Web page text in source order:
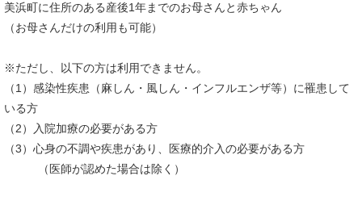
美浜町に住所のある産後1年までのお母さんと赤ちゃん
（お母さんだけの利用も可能）
※ただし、以下の方は利用できません。
（1）感染性疾患（麻しん・風しん・インフルエンザ等）に罹患して
いる方
（2）入院加療の必要がある方
（3）心身の不調や疾患があり、医療的介入の必要がある方
（医師が認めた場合は除く）